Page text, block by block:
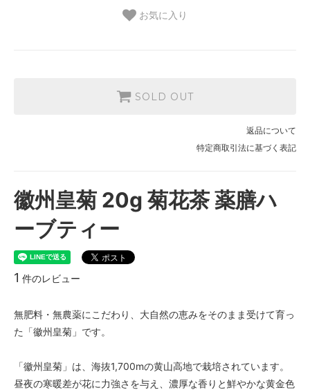
お気に入り
SOLD OUT
返品について
特定商取引法に基づく表記
徽州皇菊 20g 菊花茶 薬膳ハ
ーブティー
1 件のレビュー
無肥料・無農薬にこだわり、大自然の恵みをそのまま受けて育っ
た「徽州皇菊」です。
「徽州皇菊」は、海抜1,700mの黄山高地で栽培されています。
昼夜の寒暖差が花に力強さを与え、濃厚な香りと鮮やかな黄金色